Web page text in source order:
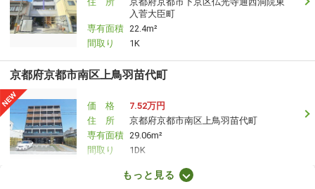
入菅大臣町
専有面積 22.4m²
間取り
1K
京都府京都市南区上鳥羽苗代町
価 格
7.52万円
住 所
京都府京都市南区上鳥羽苗代町
専有面積 29.06m²
間取り
1DK
京都府八幡市八幡月夜田もっと見る